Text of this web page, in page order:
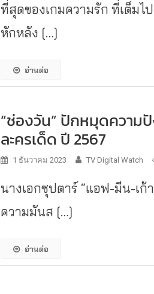
ที่สุดของเกมความรัก ที่เต็มไ
หักหลัง […]
อ่านต่อ
“ช่องวัน” ปักหมุดความ
ละครเด็ด ปี 2567
1 ธันวาคม 2023 TV Digital Watch
นางเอกซุปตาร์ “แอฟ-มีน-เก้
ความมันส […]
อ่านต่อ